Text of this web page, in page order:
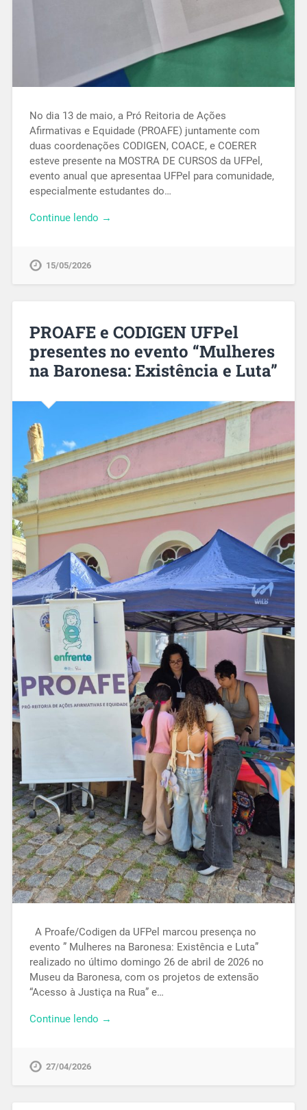
No dia 13 de maio, a Pró Reitoria de Ações
Afirmativas e Equidade (PROAFE) juntamente com
duas coordenações CODIGEN, COACE, e COERER
esteve presente na MOSTRA DE CURSOS da UFPel,
evento anual que apresentaa UFPel para comunidade,
especialmente estudantes do…
Continue lendo →
15/05/2026
PROAFE e CODIGEN UFPel
presentes no evento “Mulheres
na Baronesa: Existência e Luta”
A Proafe/Codigen da UFPel marcou presença no
evento ” Mulheres na Baronesa: Existência e Luta”
realizado no último domingo 26 de abril de 2026 no
Museu da Baronesa, com os projetos de extensão
“Acesso à Justiça na Rua” e…
Continue lendo →
27/04/2026